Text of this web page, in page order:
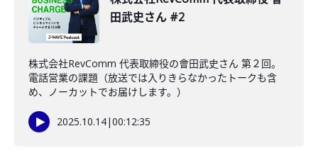
田武史さん #2
株式会社RevComm 代表取締役の會田武史さん 第２回。
電話営業の課題（放送では入りきらなかったトークも含
め、ノーカットでお届けします。）
2025.10.14|00:12:35